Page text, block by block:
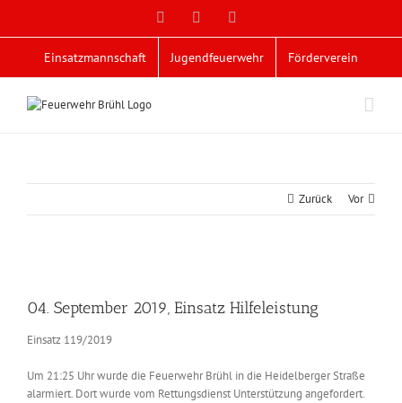
Facebook
Einsatzmannschaft Jugendfeuerwehr Förderverein
Zurück Vor
Bild
04. September 2019, Einsatz Hilfeleistung
Einsatz 119/2019
Um 21:25 Uhr wurde die Feuerwehr Brühl in die Heidelberger Straße
alarmiert. Dort wurde vom Rettungsdienst Unterstützung angefordert.